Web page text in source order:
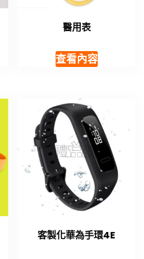
醫用表
查看內容
客製化華為手環4E